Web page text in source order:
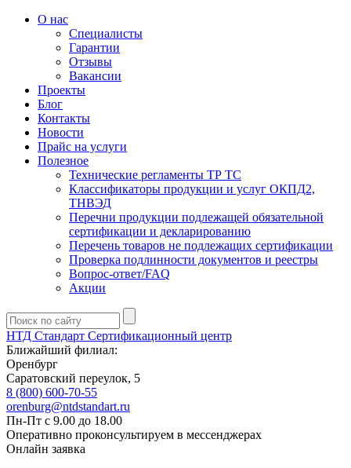
О нас
Специалисты
Гарантии
Отзывы
Вакансии
Проекты
Блог
Контакты
Новости
Прайс на услуги
Полезное
Технические регламенты ТР ТС
Классификаторы продукции и услуг ОКПД2,
ТНВЭД
Перечни продукции подлежащей обязательной
сертификации и декларированию
Перечень товаров не подлежащих сертификации
Проверка подлинности документов и реестры
Вопрос-ответ/FAQ
Акции
НТД Стандарт Сертификационный центр
Ближайший филиал:
Оренбург
Саратовский переулок, 5
8 (800) 600-70-55
orenburg@ntdstandart.ru
Пн-Пт с 9.00 до 18.00
Оперативно проконсультируем в мессенджерах
Онлайн заявка